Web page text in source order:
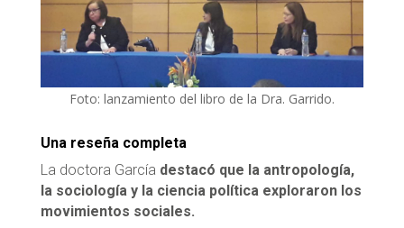
Foto: lanzamiento del libro de la Dra. Garrido.
Una reseña completa
La doctora García destacó que la antropología,
la sociología y la ciencia política exploraron los
movimientos sociales.